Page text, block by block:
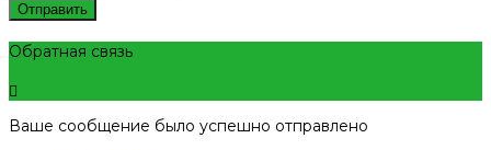
Отправить
Обратная связь
Ваше сообщение было успешно отправлено